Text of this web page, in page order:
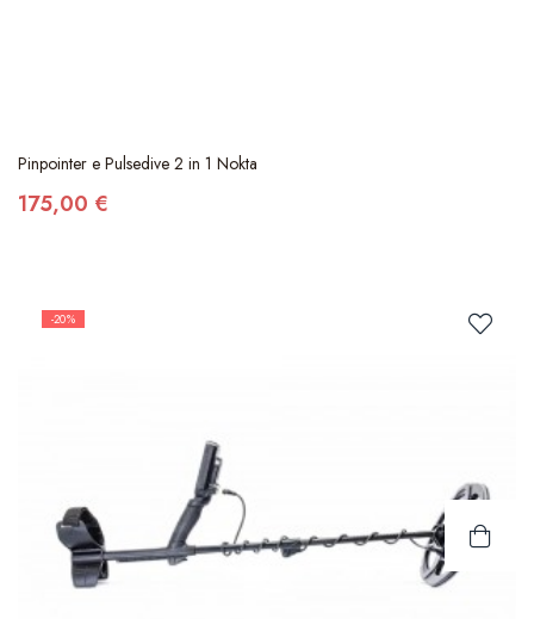
Pinpointer e Pulsedive 2 in 1 Nokta
175,00 €
-20%